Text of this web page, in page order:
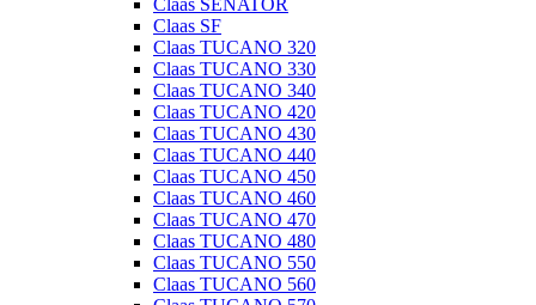
Claas SENATOR
Claas SF
Claas TUCANO 320
Claas TUCANO 330
Claas TUCANO 340
Claas TUCANO 420
Claas TUCANO 430
Claas TUCANO 440
Claas TUCANO 450
Claas TUCANO 460
Claas TUCANO 470
Claas TUCANO 480
Claas TUCANO 550
Claas TUCANO 560